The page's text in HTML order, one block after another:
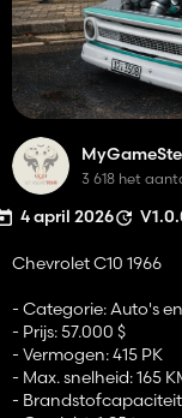
3 618 het
4 april 2026
Chevrolet C10 1966
- Categorie: Auto's
- Prijs: 57.000 $
- Vermogen: 415 PK
- Max. snelheid: 165
-